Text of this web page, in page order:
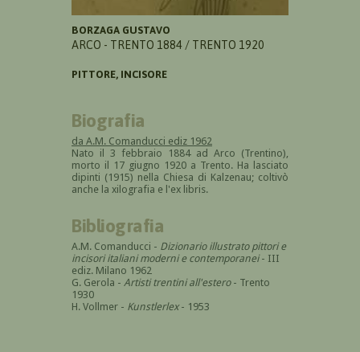
BORZAGA GUSTAVO
ARCO - TRENTO 1884 / TRENTO 1920
PITTORE, INCISORE
Biografia
da A.M. Comanducci ediz 1962
Nato il 3 febbraio 1884 ad Arco (Trentino),
morto il 17 giugno 1920 a Trento. Ha lasciato
dipinti (1915) nella Chiesa di Kalzenau; coltivò
anche la xilografia e l'ex libris.
Bibliografia
A.M. Comanducci - Dizionario illustrato pittori e
incisori italiani moderni e contemporanei- III
ediz. Milano 1962
G. Gerola - Artisti trentini all'estero- Trento
1930
H. Vollmer - Kunstlerlex- 1953